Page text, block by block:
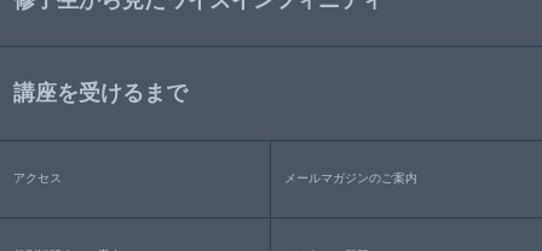
講座を受けるまで
アクセス メールマガジンのご案内